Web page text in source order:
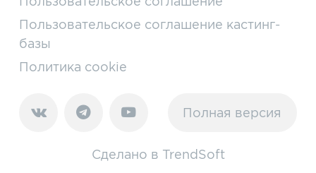
Пользовательское соглашение кастинг-
базы
Политика cookie
Полная версия
Сделано в TrendSoft